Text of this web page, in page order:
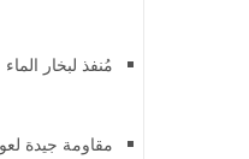
مُنفذ لبخار الماء
مقاومة جيدة